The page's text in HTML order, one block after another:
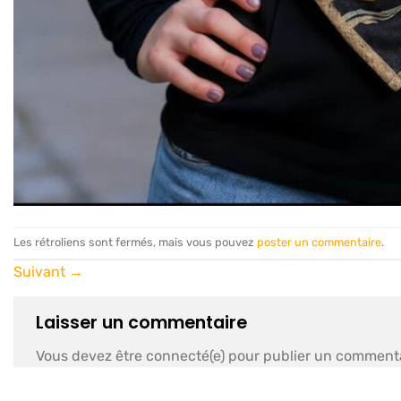
Les rétroliens sont fermés, mais vous pouvez poster un commentaire.
Suivant →
Laisser un commentaire
Vous devez être connecté(e) pour publier un